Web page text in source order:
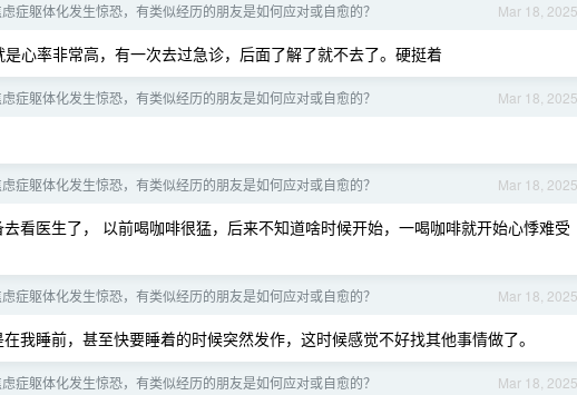
Mar 18, 2025
症躯体化发生惊恐，有类似经历的朋友是如何应对或自愈的？
心率非常高，有一次去过急诊，后面了解了就不去了。硬挺着
Mar 18, 2025
症躯体化发生惊恐，有类似经历的朋友是如何应对或自愈的？
Mar 18, 2025
症躯体化发生惊恐，有类似经历的朋友是如何应对或自愈的？
看医生了， 以前喝咖啡很猛，后来不知道啥时候开始，一喝咖啡就开始心悸难受
Mar 18, 2025
症躯体化发生惊恐，有类似经历的朋友是如何应对或自愈的？
我睡前，甚至快要睡着的时候突然发作，这时候感觉不好找其他事情做了。
Mar 18, 2025
症躯体化发生惊恐，有类似经历的朋友是如何应对或自愈的？